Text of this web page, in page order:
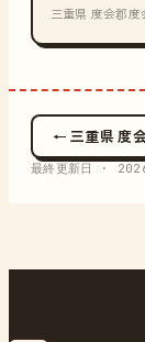
三重県 度会郡度
← 三重県 度
最終更新日 ·